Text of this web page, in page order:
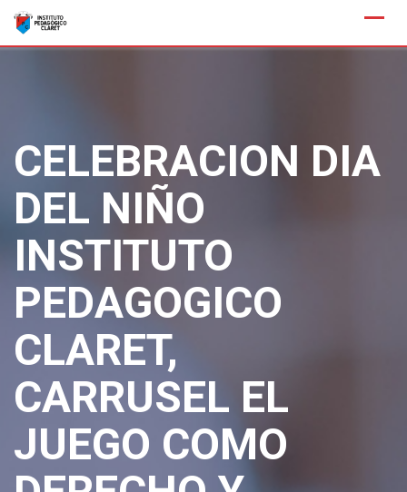
Saltar
CELEBRACION DIA
DEL NIÑO
INSTITUTO
PEDAGOGICO
CLARET,
CARRUSEL EL
JUEGO COMO